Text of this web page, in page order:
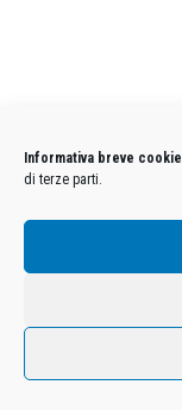
Informativa breve cookie
di terze parti.